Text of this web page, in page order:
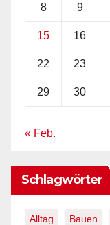
8 9
15 16
22 23
29 30
« Feb.
Schlagwörter
Alltag Bauen